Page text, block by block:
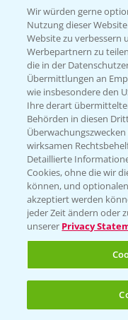
T.+49
KONTAKT
Hilfe in
T.+49
Wir würden gerne
Nutzung dieser
Website zu
Werbepartnern zu
die in der
Übermittlungen an
wie insbesondere den
Ihre derart
Behörden in diesen
wirksamen
Detaillierte
Cookies, ohne die wir
können, und
akzeptiert werden
jeder Zeit ändern oder
unserer Privacy